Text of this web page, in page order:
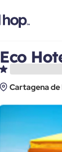
Eco
Cartagena de